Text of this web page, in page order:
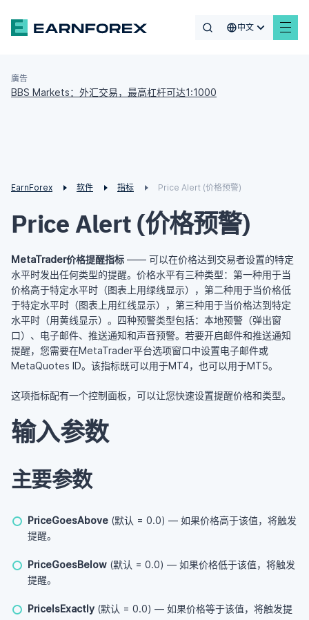
中文
廣告
BBS Markets：外汇交易，最高杠杆可达1:1000
EarnForex 软件 指标 Price Alert (价格预警)
Price Alert (价格预警)
MetaTrader价格提醒指标 —— 可以在价格达到交易者设置的特定
水平时发出任何类型的提醒。价格水平有三种类型：第一种用于当
价格高于特定水平时（图表上用绿线显示），第二种用于当价格低
于特定水平时（图表上用红线显示），第三种用于当价格达到特定
水平时（用黄线显示）。四种预警类型包括：本地预警（弹出窗
口）、电子邮件、推送通知和声音预警。若要开启邮件和推送通知
提醒，您需要在MetaTrader平台选项窗口中设置电子邮件或
MetaQuotes ID。该指标既可以用于MT4，也可以用于MT5。
这项指标配有一个控制面板，可以让您快速设置提醒价格和类型。
输入参数
主要参数
PriceGoesAbove (默认 = 0.0) — 如果价格高于该值，将触发
提醒。
PriceGoesBelow (默认 = 0.0) — 如果价格低于该值，将触发
提醒。
PriceIsExactly (默认 = 0.0) — 如果价格等于该值，将触发提